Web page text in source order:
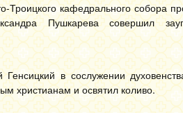
кафедрального собора
Пушкарева совершил
в сослужении
христианам и освятил коливо.